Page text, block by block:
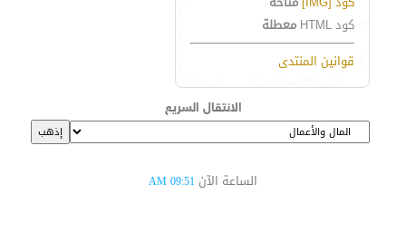
كود HTML
معطلة
قوانين المنتدى
الانتقال السريع
الساعة الآن 09:51 AM